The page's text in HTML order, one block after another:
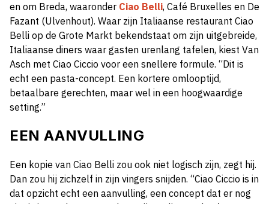
en om Breda, waaronder Ciao Belli, Café Bruxelles en De
Fazant (Ulvenhout). Waar zijn Italiaanse restaurant Ciao
Belli op de Grote Markt bekendstaat om zijn uitgebreide,
Italiaanse diners waar gasten urenlang tafelen, kiest Van
Asch met Ciao Ciccio voor een snellere formule. “Dit is
echt een pasta-concept. Een kortere omlooptijd,
betaalbare gerechten, maar wel in een hoogwaardige
setting.”
EEN AANVULLING
Een kopie van Ciao Belli zou ook niet logisch zijn, zegt hij.
Dan zou hij zichzelf in zijn vingers snijden. “Ciao Ciccio is in
dat opzicht echt een aanvulling, een concept dat er nog